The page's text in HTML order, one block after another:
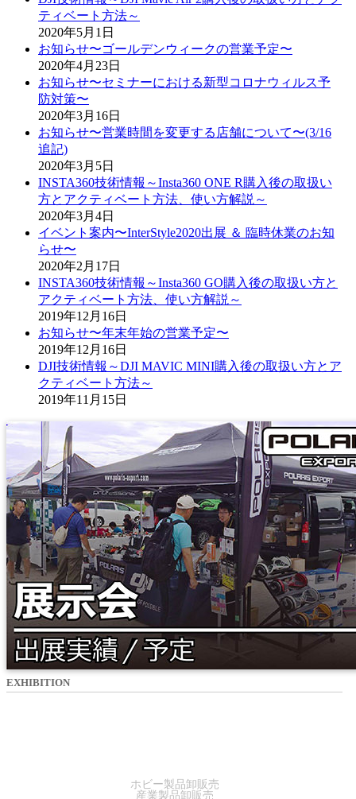
ティベート方法～
2020年5月1日
お知らせ〜ゴールデンウィークの営業予定〜
2020年4月23日
お知らせ〜セミナーにおける新型コロナウィルス予
防対策〜
2020年3月16日
お知らせ〜営業時間を変更する店舗について〜(3/16
追記)
2020年3月5日
INSTA360技術情報～Insta360 ONE R購入後の取扱い
方とアクティベート方法、使い方解説～
2020年3月4日
イベント案内〜InterStyle2020出展 ＆ 臨時休業のお知
らせ〜
2020年2月17日
INSTA360技術情報～Insta360 GO購入後の取扱い方と
アクティベート方法、使い方解説～
2019年12月16日
お知らせ〜年末年始の営業予定〜
2019年12月16日
DJI技術情報～DJI MAVIC MINI購入後の取扱い方とア
クティベート方法～
2019年11月15日
EXHIBITION
ホビー製品卸販売
産業製品卸販売